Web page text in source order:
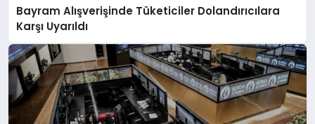
Bayram Alışverişinde Tüketiciler Dolandırıcılara
Karşı Uyarıldı